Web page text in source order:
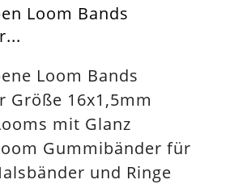
Loom Bands
Loom Bands
Größe 16x1,5mm
mit Glanz
Gummibänder für
und Ringe